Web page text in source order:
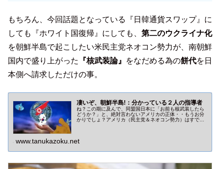
もちろん、今回話題となっている『日韓通貨スワップ』に
しても『ホワイト国復帰』にしても、 第二のウクライナ化
を朝鮮半島で起こしたい米民主党ネオコン勢力が、南朝鮮
国内で盛り上がった
『核武装論』 をなだめる為の餅代を日
本側へ請求しただけの事。
凄いぞ、朝鮮半島!：分かっている２人の指導者
ね？この期に及んで、同盟国日本に「お前も核武装したら
どうか？」と、絶対言わないアメリカの正体・・もうお分
かりでしょ？アメリカ（民主党＆ネオコン勢力）はすでに
www.tanukazoku.net